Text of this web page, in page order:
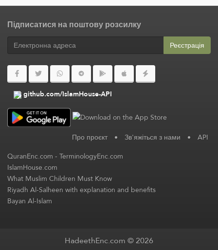
Підписатися на поштову розсилку
Реєстрація
github.com/IslamHouse-API
Про проєкт • Зв'яжіться з нами • API
QuranEnc.com-TerminologyEnc.com
IslamHouse.com
What Muslim Children Must Know
Riyadh Al-Salheen with explanation and benefits
Bayan Al-Islam
HadeethEnc.com © 2026